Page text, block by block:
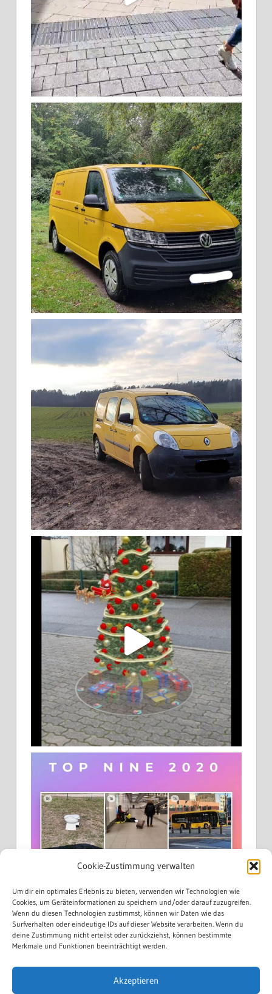
Cookie-Zustimmung verwalten
Um dir ein optimales Erlebnis zu bieten, verwenden wir Technologien wie
Cookies, um Geräteinformationen zu speichern und/oder darauf zuzugreifen.
Wenn du diesen Technologien zustimmst, können wir Daten wie das
Surfverhalten oder eindeutige IDs auf dieser Website verarbeiten. Wenn du
deine Zustimmung nicht erteilst oder zurückziehst, können bestimmte
Merkmale und Funktionen beeinträchtigt werden.
AkzeptierenAuf Instagram folgen